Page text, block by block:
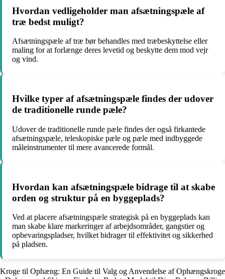
Hvordan vedligeholder man afsætningspæle af
træ bedst muligt?
Afsætningspæle af træ bør behandles med træbeskyttelse eller
maling for at forlænge deres levetid og beskytte dem mod vejr
og vind.
Hvilke typer af afsætningspæle findes der udover
de traditionelle runde pæle?
Udover de traditionelle runde pæle findes der også firkantede
afsætningspæle, teleskopiske pæle og pæle med indbyggede
måleinstrumenter til mere avancerede formål.
Hvordan kan afsætningspæle bidrage til at skabe
orden og struktur på en byggeplads?
Ved at placere afsætningspæle strategisk på en byggeplads kan
man skabe klare markeringer af arbejdsområder, gangstier og
opbevaringspladser, hvilket bidrager til effektivitet og sikkerhed
på pladsen.
Kroge til Ophæng: En Guide til Valg og Anvendelse af Ophængskroge